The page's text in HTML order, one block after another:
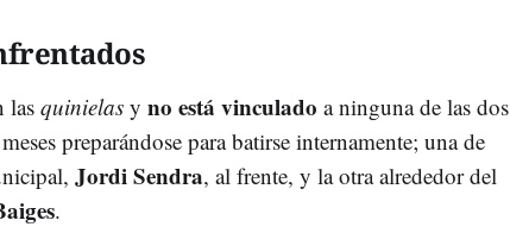
lasquinielas y no está vinculado a ninguna de las dos
preparándose para batirse internamente; una de
Jordi Sendra, al frente, y la otra alrededor del
.